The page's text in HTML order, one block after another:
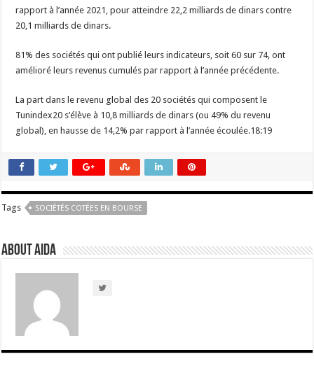
rapport à l’année 2021, pour atteindre 22,2 milliards de dinars contre
20,1 milliards de dinars.
81% des sociétés qui ont publié leurs indicateurs, soit 60 sur 74, ont
amélioré leurs revenus cumulés par rapport à l’année précédente.
La part dans le revenu global des 20 sociétés qui composent le
Tunindex20 s’élève à 10,8 milliards de dinars (ou 49% du revenu
global), en hausse de 14,2% par rapport à l’année écoulée.18:19
Tags SOCIÉTÉS COTÉES EN BOURSE
About Aida